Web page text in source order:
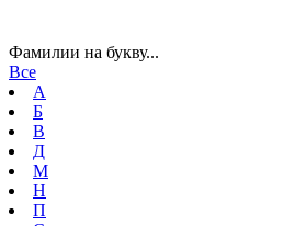
Фамилии на букву...
Все
А
Б
В
Д
М
Н
П